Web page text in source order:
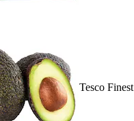
Tesco Finest